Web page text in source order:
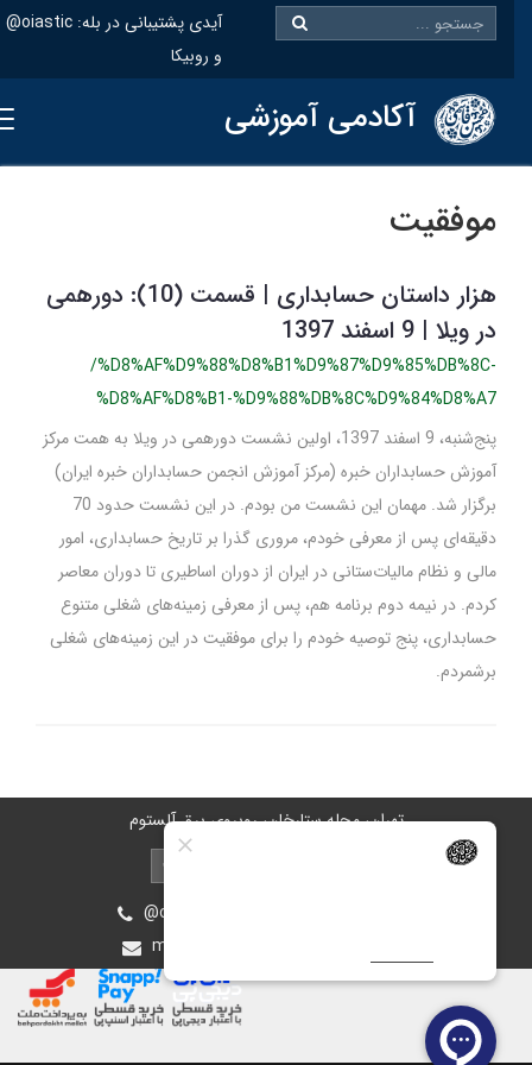
@oiastic :آیدی پشتیبانی در بله
و روبیکا
آکادمی آموزشی
موفقیت
هزار داستان حسابداری | قسمت (10): دورهمی
در ویلا | 9 اسفند 1397
/%D8%AF%D9%88%D8%B1%D9%87%D9%85%DB%8C-
%D8%AF%D8%B1-%D9%88%DB%8C%D9%84%D8%A7
پنج‌شنبه، 9 اسفند 1397، اولین نشست دورهمی در ویلا به همت مرکز
آموزش حسابداران خبره (مرکز آموزش انجمن حسابداران خبره ایران)
برگزار شد. مهمان این نشست من بودم. در این نشست حدود 70
دقیقه‌ای پس از معرفی خودم، مروری گذرا بر تاریخ حسابداری، امور
مالی و نظام مالیات‌ستانی در ایران از دوران اساطیری تا دوران معاصر
کردم. در نیمه دوم برنامه هم، پس از معرفی زمینه‌های شغلی متنوع
حسابداری، پنج توصیه خودم را برای موفقیت در این زمینه‌های شغلی
برشمردم.
تهران، محله ستارخان، روبروی برق آلستوم